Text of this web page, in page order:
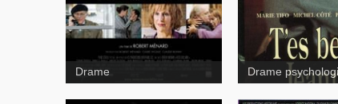
Drame Drame